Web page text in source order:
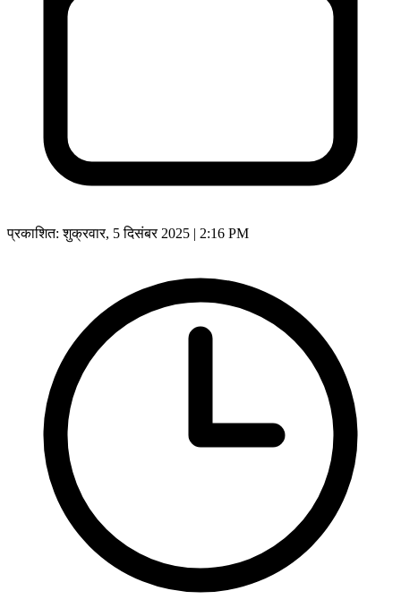
प्रकाशित:शुक्रवार, 5 दिसंबर 2025 | 2:16 PM